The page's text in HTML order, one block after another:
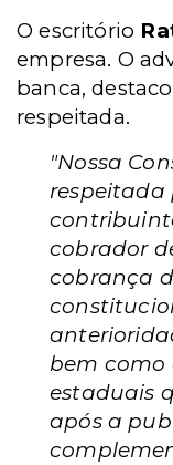
O escritório
empresa. O
banca,
respeitada.
"Nossa
respeitada
cobrador
cobrança
bem como
estaduais
após a